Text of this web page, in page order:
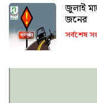
জুলাই
জনের
সর্বশেষ